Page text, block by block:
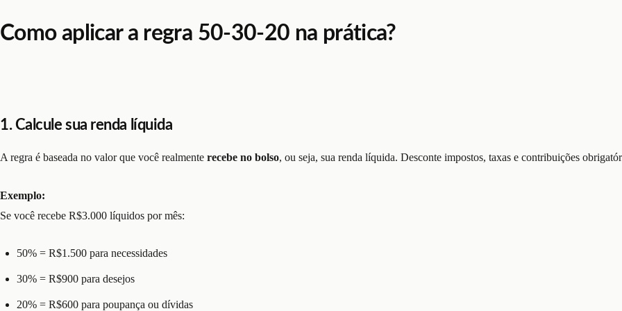
Como aplicar a regra 50-30-20 na prática?
1. Calcule sua renda líquida
A regra é baseada no valor que você realmente recebe no bolso, ou seja, sua renda líquida. Desconte impostos, taxas e contribuições
Exemplo:
Se você recebe R$3.000 líquidos por mês:
50% = R$1.500 para necessidades
30% = R$900 para desejos
20% = R$600 para poupança ou dívidas